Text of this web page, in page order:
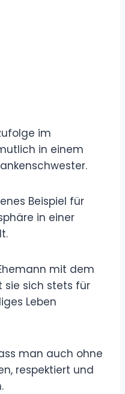
im
in einem
Beispiel für
in einer
mit dem
sie sich stets für
Leben
man auch ohne
respektiert und